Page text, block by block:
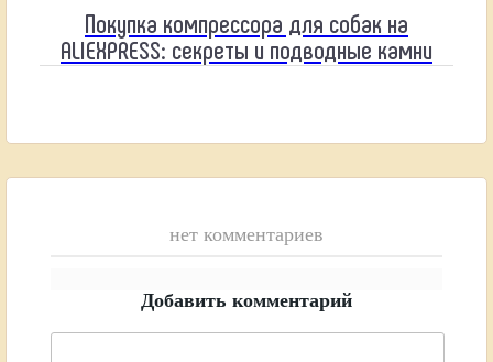
Покупка компрессора для собак на
ALIEXPRESS: секреты и подводные камни
нет комментариев
Добавить комментарий